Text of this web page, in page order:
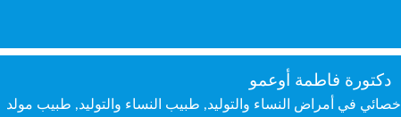
دكتورة فاطمة أوعمو
أخصائي في أمراض النساء والتوليد, طبيب النساء والتوليد, طبيب مولد